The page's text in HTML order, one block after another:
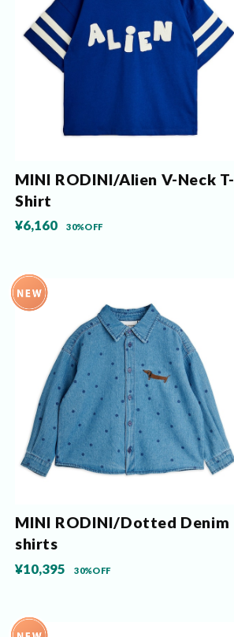
MINI RODINI/Alien V-Neck T-
Shirt
¥6,160 30%OFF
MINI RODINI/Dotted Denim
shirts
¥10,395 30%OFF